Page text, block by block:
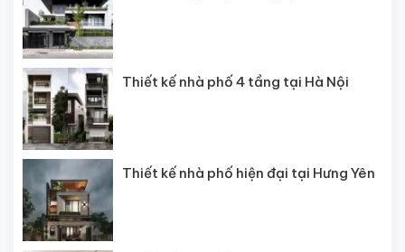
Thiết kế nhà phố 4 tầng tại Hà Nội
Thiết kế nhà phố hiện đại tại Hưng Yên